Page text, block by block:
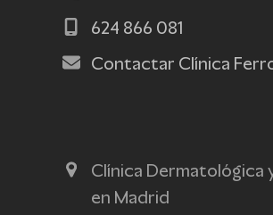
624 866 081
Contactar Clínica
Clínica Dermatológica
en Madrid